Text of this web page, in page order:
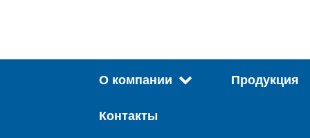
О компании Продукция
Контакты